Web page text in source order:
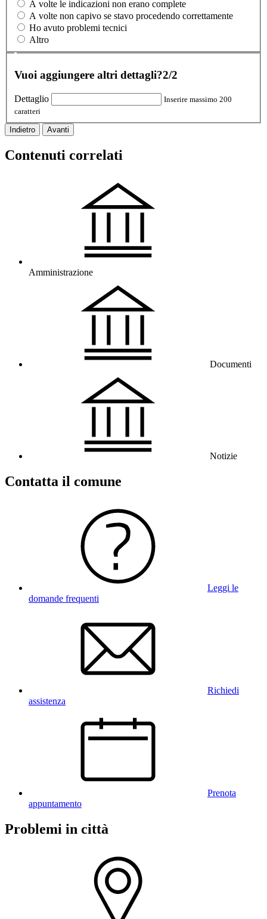
A volte le indicazioni non erano complete
A volte non capivo se stavo procedendo correttamente
Ho avuto problemi tecnici
Altro
Vuoi aggiungere altri dettagli?2/2
Dettaglio
Inserire massimo 200
caratteri
Indietro Avanti
Contenuti correlati
Amministrazione
Documenti
Notizie
Contatta il comune
Leggi le
domande frequenti
Richiedi
assistenza
Prenota
appuntamento
Problemi in città